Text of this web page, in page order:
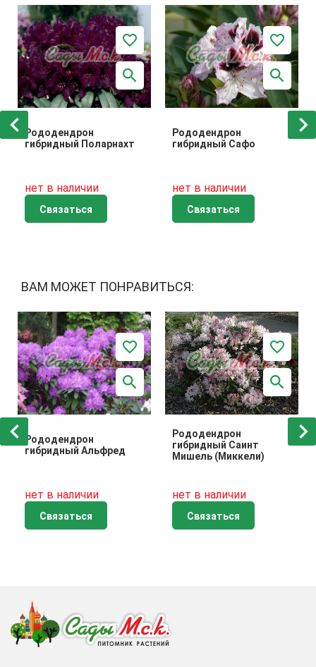
Рододендрон
гибридный Поларнахт
нет в наличии
Связаться
Рододендрон
гибридный Сафо
нет в наличии
Связаться
ВАМ МОЖЕТ ПОНРАВИТЬСЯ:
Рододендрон
гибридный Альфред
нет в наличии
Связаться
Рододендрон
гибридный Саинт
Мишель (Миккели)
нет в наличии
Связаться